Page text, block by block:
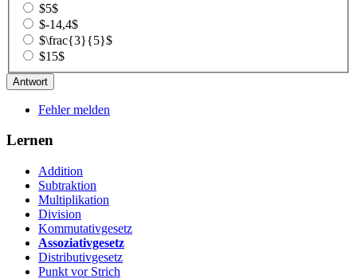
$5$
$-14,4$
$\frac{3}{5}$
$15$
Fehler melden
Lernen
Addition
Subtraktion
Multiplikation
Division
Kommutativgesetz
Assoziativgesetz
Distributivgesetz
Punkt vor Strich